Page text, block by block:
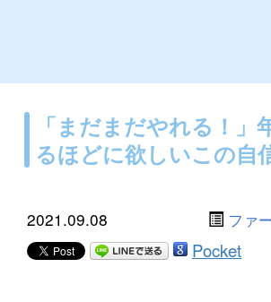
「まだまだやれる！」
るほどに欲しいこの自
2021.09.08 ファ
Pocket